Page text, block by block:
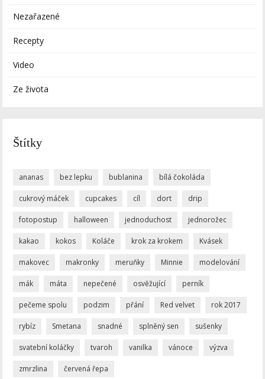
Nezařazené
Recepty
Video
Ze života
Štítky
ananas bez lepku bublanina bílá čokoláda
cukrový máček cupcakes cíl dort drip
fotopostup halloween jednoduchost jednorožec
kakao kokos Koláče krok za krokem Kvásek
makovec makronky meruňky Minnie modelování
mák máta nepečené osvěžující perník
pečeme spolu podzim přání Red velvet rok 2017
rybíz Smetana snadné splněný sen sušenky
svatební koláčky tvaroh vanilka vánoce výzva
zmrzlina červená řepa